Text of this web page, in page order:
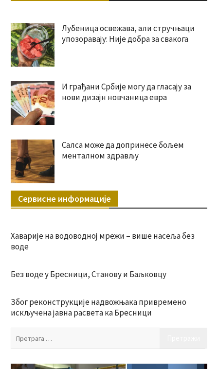
Лубеница освежава, али стручњаци
упозоравају: Није добра за свакога
И грађани Србије могу да гласају за
нови дизајн новчаница евра
Салса може да допринесе бољем
менталном здрављу
Сервисне информације
Хаварије на водоводној мрежи – више насеља без
воде
Без воде у Бресници, Станову и Баљковцу
Због реконструкције надвожњака привремено
искључена јавна расвета ка Бресници